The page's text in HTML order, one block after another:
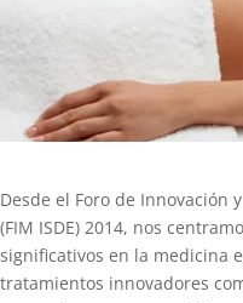
Desde el Foro de Innovación
(FIM ISDE) 2014, nos
significativos en la medicina
tratamientos innovadores